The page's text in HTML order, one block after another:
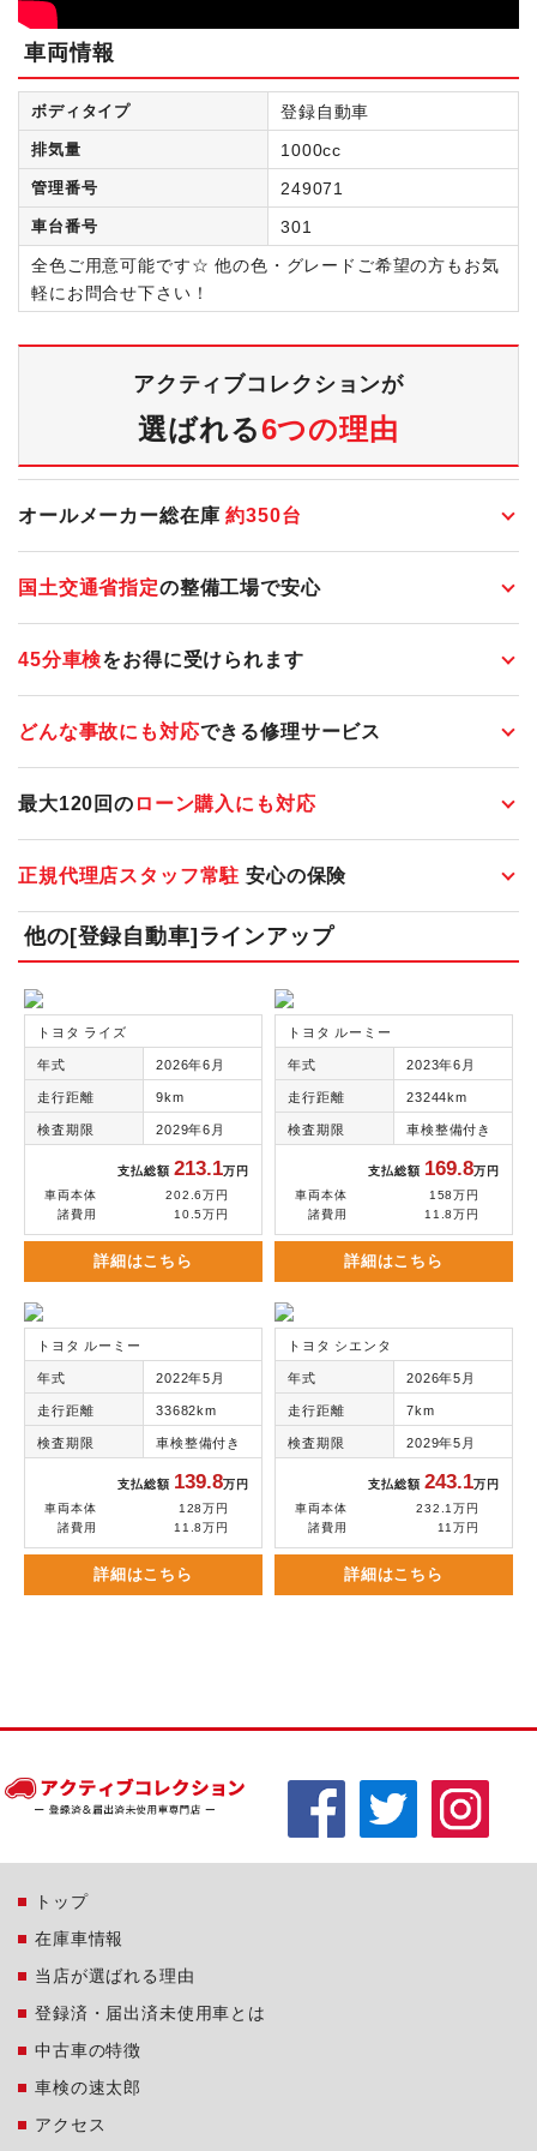
車両情報
ボディタイプ 登録自動車
排気量 1000cc
管理番号 249071
車台番号
301
全色ご用意可能です☆ 他の色・グレードご希望の方もお気
軽にお問合せ下さい！
アクティブコレクションが
選ばれる6つの理由
オールメーカー総在庫約350台
国土交通省指定の整備工場で安心
45分車検をお得に受けられます
どんな事故にも対応できる修理サービス
最大120回の ローン購入にも対応
正規代理店スタッフ常駐 安心の保険
他の[登録自動車]ラインアップ
トヨタ ライズ
年式 2026年6月
走行距離 9km
検査期限 2029年6月
支払総額213.1万円
車両本体
202.6万円
諸費用
10.5万円
詳細はこちら
トヨタ ルーミー
年式 2023年6月
走行距離 23244km
検査期限 車検整備付き
支払総額 169.8万円
車両本体
158万円
諸費用
11.8万円
詳細はこちら
トヨタ ルーミー
年式 2022年5月
走行距離 33682km
検査期限 車検整備付き
支払総額 139.8万円
車両本体
128万円
諸費用
11.8万円
詳細はこちら
トヨタ シエンタ
年式 2026年5月
走行距離 7km
検査期限 2029年5月
支払総額243.1万円
車両本体
232.1万円
諸費用
11万円
詳細はこちら
トップ
在庫車情報
当店が選ばれる理由
登録済・届出済未使用車とは
中古車の特徴
車検の速太郎
アクセス